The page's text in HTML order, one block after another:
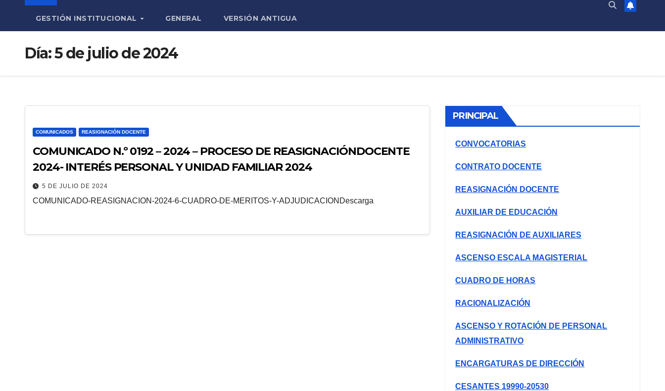
GESTIÓN INSTITUCIONAL GENERAL VERSIÓN ANTIGUA
Día:5 de julio de 2024
COMUNICADOS REASIGNACIÓN DOCENTE
COMUNICADO N.º 0192 – 2024 – PROCESO DE REASIGNACIÓNDOCENTE
2024- INTERÉS PERSONAL Y UNIDAD FAMILIAR 2024
5 DE JULIO DE 2024
COMUNICADO-REASIGNACION-2024-6-CUADRO-DE-MERITOS-Y-ADJUDICACIONDescarga
PRINCIPAL
CONVOCATORIAS
CONTRATO DOCENTE
REASIGNACIÓN DOCENTE
AUXILIAR DE EDUCACIÓN
REASIGNACIÓN DE AUXILIARES
ASCENSO ESCALA MAGISTERIAL
CUADRO DE HORAS
RACIONALIZACIÓN
ASCENSO Y ROTACIÓN DE PERSONAL
ADMINISTRATIVO
ENCARGATURAS DE DIRECCIÓN
CESANTES 19990-20530